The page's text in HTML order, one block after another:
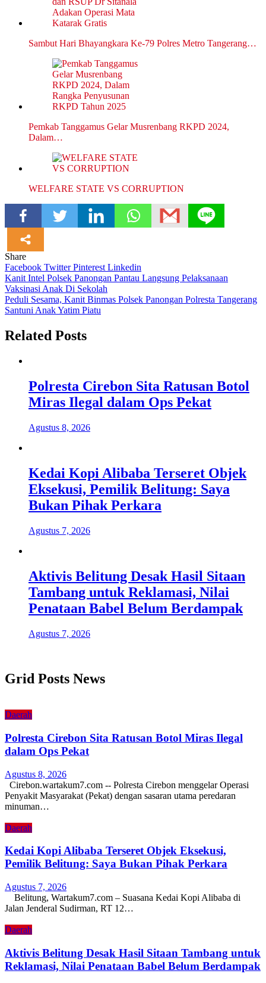
Sambut Hari Bhayangkara Ke-79 Polres Metro Tangerang…
Pemkab Tanggamus Gelar Musrenbang RKPD 2024,
Dalam…
WELFARE STATE VS CORRUPTION
Share
Facebook TwitterPinterest Linkedin
Navigasi
pos
Kanit Intel Polsek Panongan Pantau Langsung Pelaksanaan
Vaksinasi Anak Di Sekolah
Peduli Sesama, Kanit Binmas Polsek Panongan Polresta Tangerang
Santuni Anak Yatim Piatu
Related Posts
Polresta Cirebon Sita Ratusan Botol
Miras Ilegal dalam Ops Pekat
Agustus 8, 2026
Kedai Kopi Alibaba Terseret Objek
Eksekusi, Pemilik Belitung: Saya
Bukan Pihak Perkara
Agustus 7, 2026
Aktivis Belitung Desak Hasil Sitaan
Tambang untuk Reklamasi, Nilai
Penataan Babel Belum Berdampak
Agustus 7, 2026
Grid Posts News
Daerah
Polresta Cirebon Sita Ratusan Botol Miras Ilegal
dalam Ops Pekat
Agustus 8, 2026
Cirebon.wartakum7.com -- Polresta Cirebon menggelar Operasi
Penyakit Masyarakat (Pekat) dengan sasaran utama peredaran
minuman…
Daerah
Kedai Kopi Alibaba Terseret Objek Eksekusi,
Pemilik Belitung: Saya Bukan Pihak Perkara
Agustus 7, 2026
Belitung, Wartakum7.com – Suasana Kedai Kopi Alibaba di
Jalan Jenderal Sudirman, RT 12…
Daerah
Aktivis Belitung Desak Hasil Sitaan Tambang untuk
Reklamasi, Nilai Penataan Babel Belum Berdampak